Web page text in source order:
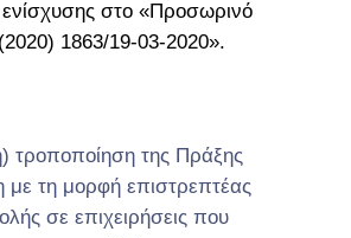
στο «Προσωρινό
1863/19-03-2020».
τροποποίηση της Πράξης
με τη μορφή επιστρεπτέας
σε επιχειρήσεις που